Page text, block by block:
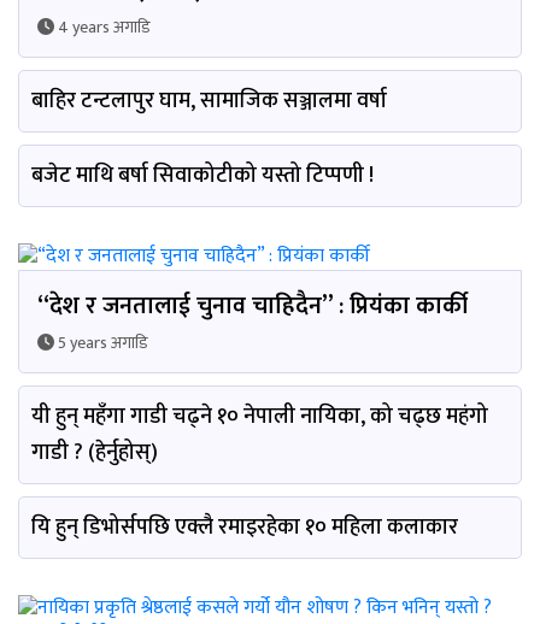
4 years अगाडि
बाहिर टन्टलापुर घाम, सामाजिक सञ्जालमा वर्षा
बजेट माथि बर्षा सिवाकोटीको यस्तो टिप्पणी !
“देश र जनतालाई चुनाव चाहिदैन” : प्रियंका कार्की
5 years अगाडि
यी हुन् महँगा गाडी चढ्ने १० नेपाली नायिका, को चढ्छ महंगो
गाडी ? (हेर्नुहोस्)
यि हुन् डिभोर्सपछि एक्लै रमाइरहेका १० महिला कलाकार